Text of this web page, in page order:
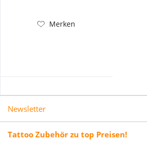
Merken
Newsletter
Tattoo Zubehör zu top Preisen!